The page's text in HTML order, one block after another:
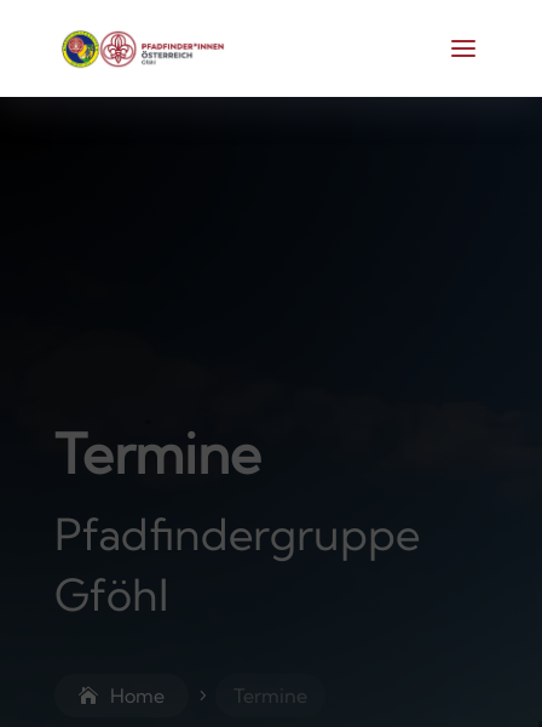
Termine
Pfadfinder­gruppe
Gföhl
Home 5 Termine